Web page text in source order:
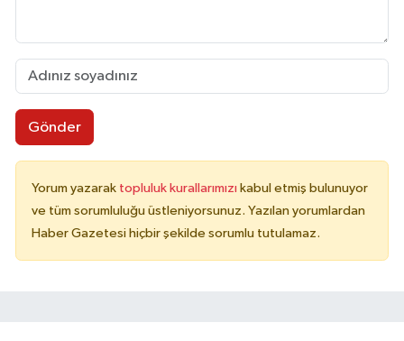
Gönder
Yorum yazarak topluluk kurallarımızı kabul etmiş bulunuyor
ve tüm sorumluluğu üstleniyorsunuz. Yazılan yorumlardan
Haber Gazetesi hiçbir şekilde sorumlu tutulamaz.